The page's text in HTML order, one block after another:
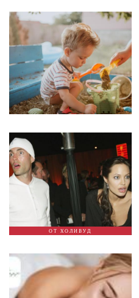
ОТ ХОЛИВУД